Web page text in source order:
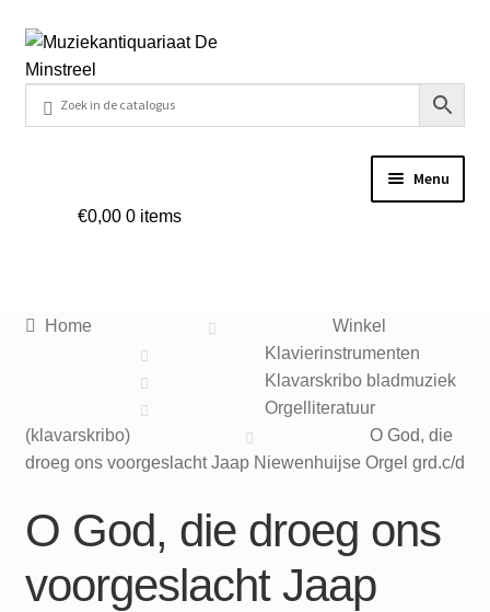
Ga
door
navigatie
Ga
naar
inhoud
Menu
Veel gestelde vragen
Mijn account
€0,00 0 items
Home
Winkel
Klavierinstrumenten
Klavarskribo bladmuziek
Orgelliteratuur
(klavarskribo)
O God, die
droeg ons voorgeslacht Jaap Niewenhuijse Orgel grd.c/d
O God, die droeg ons
voorgeslacht Jaap